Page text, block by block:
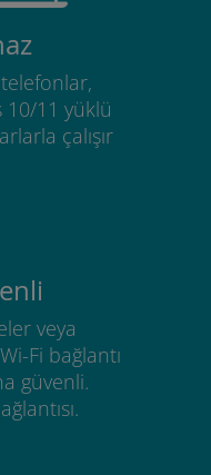
telefonlar,
11 yüklü
çalışır
veya
Fi bağlantı
güvenli.